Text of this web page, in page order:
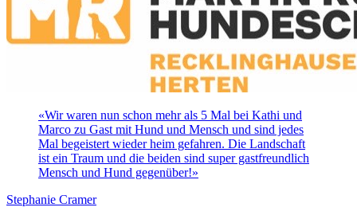
«Wir waren nun schon mehr als 5 Mal bei Kathi und
Marco zu Gast mit Hund und Mensch und sind jedes
Mal begeistert wieder heim gefahren. Die Landschaft
ist ein Traum und die beiden sind super gastfreundlich
Mensch und Hund gegenüber!»
Stephanie Cramer